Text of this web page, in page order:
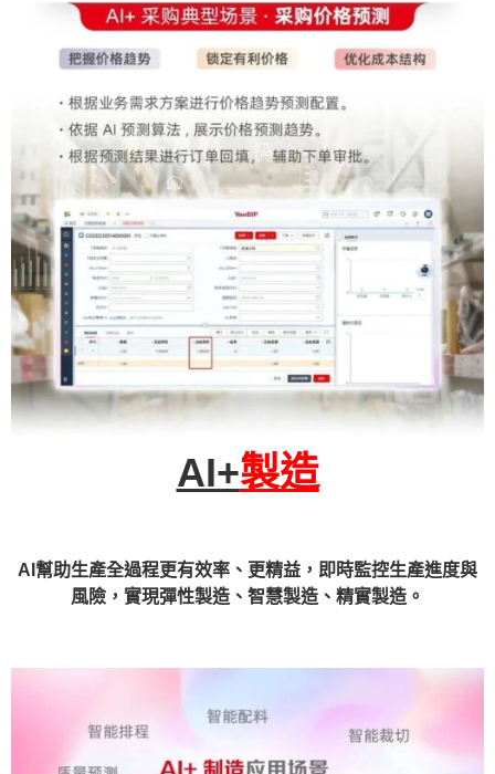
AI+製造
AI幫助生產全過程更有效率、更精益，即時監控生產進度與
風險，實現彈性製造、智慧製造、精實製造。